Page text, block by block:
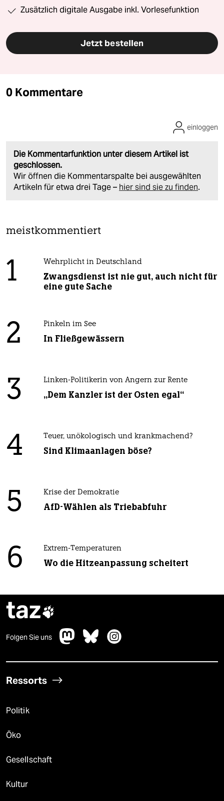
Zusätzlich digitale Ausgabe inkl. Vorlesefunktion
Jetzt bestellen
0 Kommentare
Die Kommentarfunktion unter diesem Artikel ist
geschlossen.
Wir öffnen die Kommentarspalte bei ausgewählten
Artikeln für etwa drei Tage – hier sind sie zu finden.
einloggen
meistkommentiert
1 Wehrplicht in Deutschland
Zwangsdienst ist nie gut, auch nicht für
eine gute Sache
2 Pinkeln im See
In Fließgewässern
3 Linken-Politikerin von Angern zur Rente
„Dem Kanzler ist der Osten egal“
4 Teuer, unökologisch und krankmachend?
Sind Klimaanlagen böse?
5 Krise der Demokratie
AfD-Wählen als Triebabfuhr
6 Extrem-Temperaturen
Wo die Hitzeanpassung scheitert
taz
Folgen Sie uns
Ressorts
Politik
Öko
Gesellschaft
Kultur